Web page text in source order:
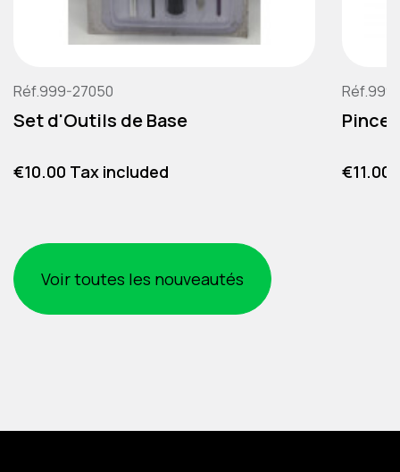
Réf.999-27050
Set d'Outils de Base
Price
€10.00 Tax included
Pince
Price
€11.00
Voir toutes les nouveautés